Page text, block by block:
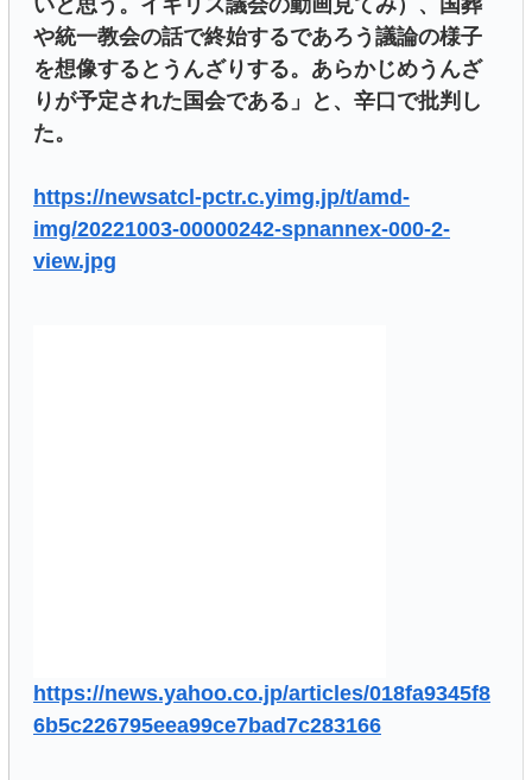
いと思う。イギリス議会の動画見てみ）、国葬
や統一教会の話で終始するであろう議論の様子
を想像するとうんざりする。あらかじめうんざ
りが予定された国会である」と、辛口で批判し
た。
https://newsatcl-pctr.c.yimg.jp/t/amd-
img/20221003-00000242-spnannex-000-2-
view.jpg
https://news.yahoo.co.jp/articles/018fa9345f8
6b5c226795eea99ce7bad7c283166